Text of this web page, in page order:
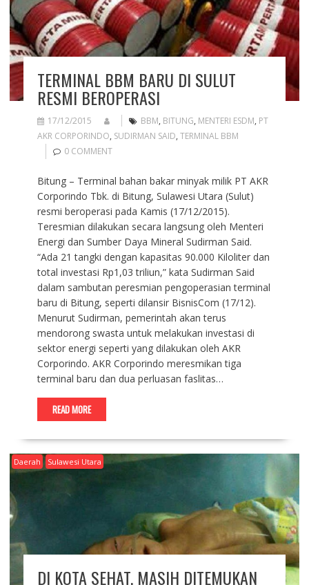
TERMINAL BBM BARU DI SULUT
RESMI BEROPERASI
17/12/2015 BBM, BITUNG, MENTERI ESDM, PT
AKR CORPORINDO, SUDIRMAN SAID, TERMINAL BBM
0 COMMENT
Bitung – Terminal bahan bakar minyak milik PT AKR
Corporindo Tbk. di Bitung, Sulawesi Utara (Sulut)
resmi beroperasi pada Kamis (17/12/2015).
Teresmian dilakukan secara langsung oleh Menteri
Energi dan Sumber Daya Mineral Sudirman Said.
“Ada 21 tangki dengan kapasitas 90.000 Kiloliter dan
total investasi Rp1,03 triliun,” kata Sudirman Said
dalam sambutan peresmian pengoperasian terminal
baru di Bitung, seperti dilansir BisnisCom (17/12).
Menurut Sudirman, pemerintah akan terus
mendorong swasta untuk melakukan investasi di
sektor energi seperti yang dilakukan oleh AKR
Corporindo. AKR Corporindo meresmikan tiga
terminal baru dan dua perluasan faslitas…
READ MORE
Daerah Sulawesi Utara
DI KOTA SEHAT, MASIH DITEMUKAN